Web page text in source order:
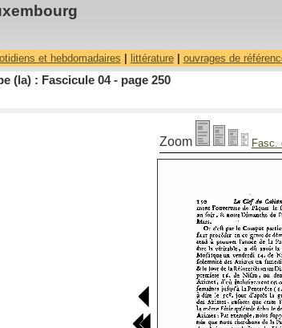
et hebdomadaires littérature| ouvrages de
(la) : Fascicule 04 - page 250
Zoom Fasc.